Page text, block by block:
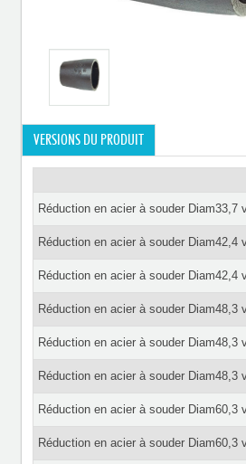
VERSIONS DU PRODUIT
Réduction en acier à souder Diam33,7
Réduction en acier à souder Diam42,4
Réduction en acier à souder Diam42,4
Réduction en acier à souder Diam48,3
Réduction en acier à souder Diam48,3
Réduction en acier à souder Diam48,3
Réduction en acier à souder Diam60,3
Réduction en acier à souder Diam60,3